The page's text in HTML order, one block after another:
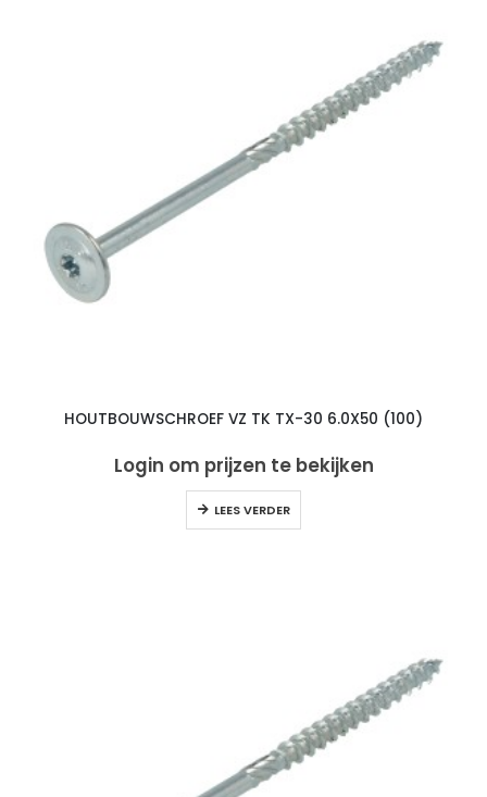
HOUTBOUWSCHROEF VZ TK TX-30 6.0X50 (100)
Login om prijzen te bekijken
LEES VERDER